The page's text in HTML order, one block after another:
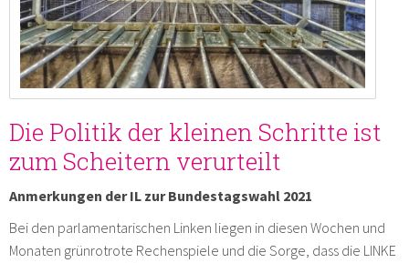
Die Politik der kleinen Schritte ist
zum Scheitern verurteilt
Anmerkungen der IL zur Bundestagswahl 2021
Bei den parlamentarischen Linken liegen in diesen Wochen und
Monaten grünrotrote Rechenspiele und die Sorge, dass die LINKE